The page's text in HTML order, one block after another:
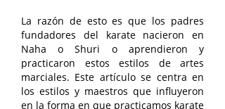
La razón de esto es que los padres
fundadores del karate nacieron en
Naha o Shuri o aprendieron y
practicaron estos estilos de artes
marciales. Este artículo se centra en
los estilos y maestros que influyeron
en la forma en que practicamos karate